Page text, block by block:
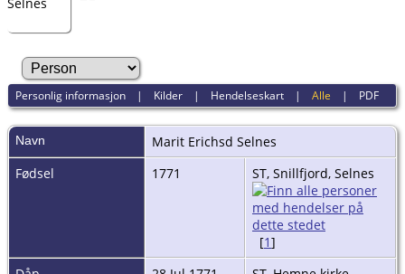
Personlig informasjon | Kilder | Hendelseskart |Alle | PDF
Navn Marit Erichsd Selnes
Fødsel
1771 ST, Snillfjord, Selnes
[1]